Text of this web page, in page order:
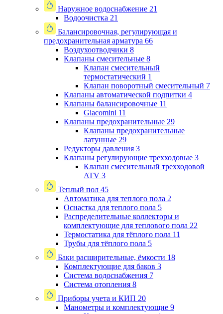
Наружное водоснабжение 21
Водоочистка 21
Балансировочная, регулирующая и
предохранительная арматура 66
Воздухоотводчики 8
Клапаны cмесительные 8
Клапан cмесительный
термостатический 1
Клапан поворотный cмесительный 7
Клапаны автоматической подпитки 4
Клапаны балансировочные 11
Giacomini 11
Клапаны предохранительные 29
Клапаны предохранительные
латунные 29
Редукторы давления 3
Клапаны регулирующие трехходовые 3
Клапан смесительный трехходовой
ATV 3
Теплый пол 45
Автоматика для теплого пола 2
Оснастка для теплого пола 5
Распределительные коллекторы и
комплектующие для теплового пола 22
Термостатика для тёплого пола 11
Трубы для тёплого пола 5
Баки расширительные, ёмкости 18
Комплектующие для баков 3
Система водоснабжения 7
Система отопления 8
Приборы учета и КИП 20
Манометры и комплектующие 9